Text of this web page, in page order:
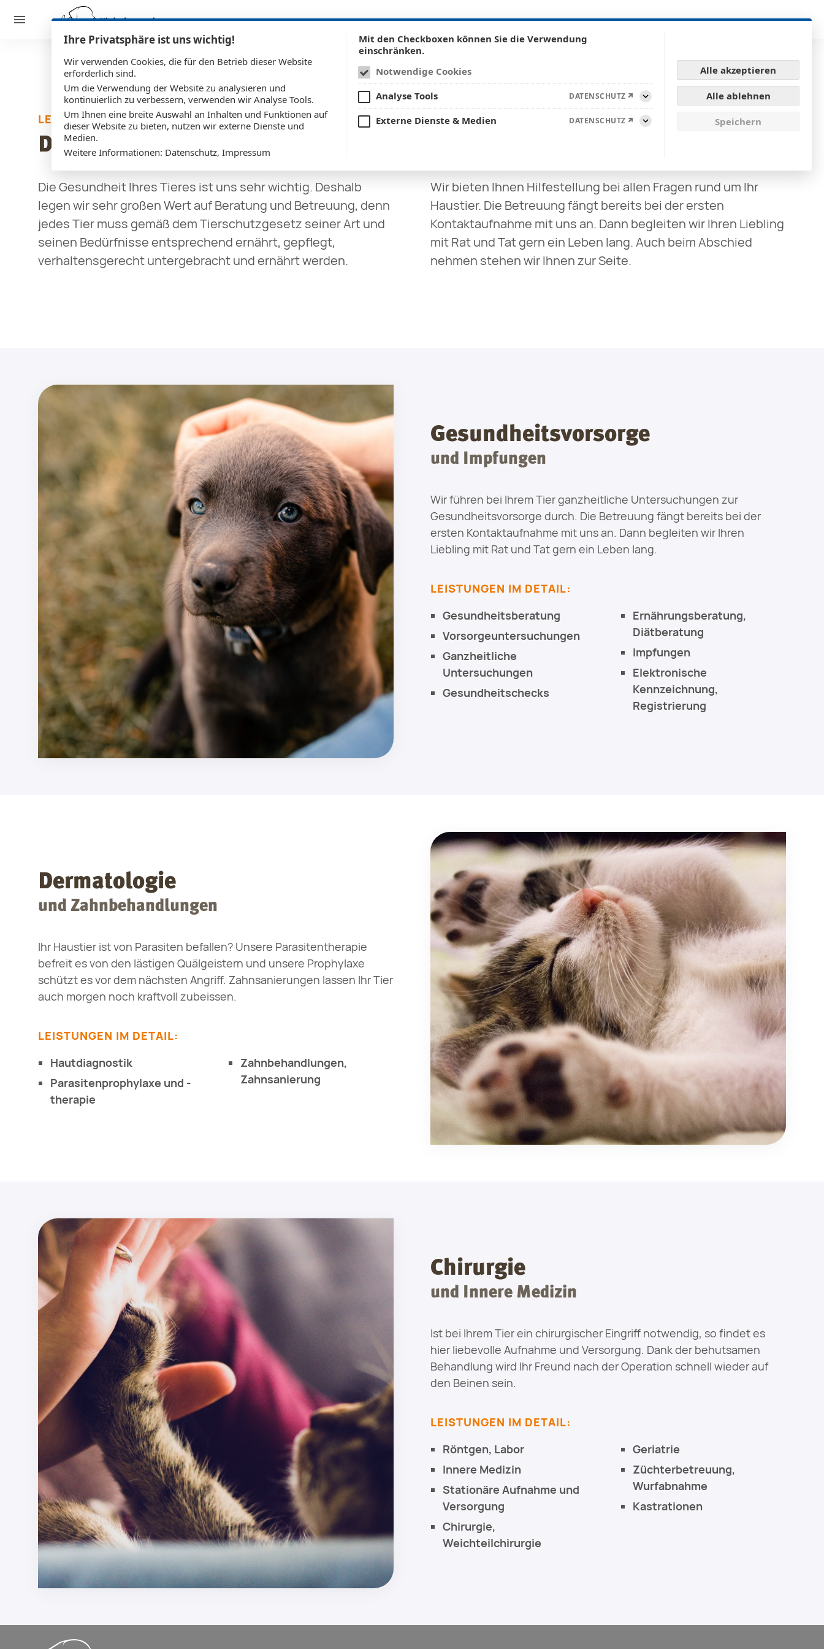
LEISTUNGSSPEKTRUM
Die Rundum-Versorgung Ihrer Haustiere
Die Gesundheit Ihres Tieres ist uns sehr wichtig. Deshalb
legen wir sehr großen Wert auf Beratung und Betreuung, denn
jedes Tier muss gemäß dem Tierschutzgesetz seiner Art und
seinen Bedürfnisse entsprechend ernährt, gepflegt,
verhaltensgerecht untergebracht und ernährt werden.
Wir bieten Ihnen Hilfestellung bei allen Fragen rund um Ihr
Haustier. Die Betreuung fängt bereits bei der ersten
Kontaktaufnahme mit uns an. Dann begleiten wir Ihren Liebling
mit Rat und Tat gern ein Leben lang. Auch beim Abschied
nehmen stehen wir Ihnen zur Seite.
Gesundheitsvorsorge
und Impfungen
Wir führen bei Ihrem Tier ganzheitliche Untersuchungen zur
Gesundheitsvorsorge durch. Die Betreuung fängt bereits bei der
ersten Kontaktaufnahme mit uns an. Dann begleiten wir Ihren
Liebling mit Rat und Tat gern ein Leben lang.
LEISTUNGEN IM DETAIL:
Gesundheitsberatung
Vorsorgeuntersuchungen
Ganzheitliche
Untersuchungen
Gesundheitschecks
Ernährungsberatung,
Diätberatung
Impfungen
Elektronische
Kennzeichnung,
Registrierung
Dermatologie
und Zahnbehandlungen
Ihr Haustier ist von Parasiten befallen? Unsere Parasitentherapie
befreit es von den lästigen Quälgeistern und unsere Prophylaxe
schützt es vor dem nächsten Angriff. Zahnsanierungen lassen Ihr Tier
auch morgen noch kraftvoll zubeissen.
LEISTUNGEN IM DETAIL:
Hautdiagnostik
Parasitenprophylaxe und -
therapie
Zahnbehandlungen,
Zahnsanierung
Chirurgie
und Innere Medizin
Ist bei Ihrem Tier ein chirurgischer Eingriff notwendig, so findet es
hier liebevolle Aufnahme und Versorgung. Dank der behutsamen
Behandlung wird Ihr Freund nach der Operation schnell wieder auf
den Beinen sein.
LEISTUNGEN IM DETAIL:
Röntgen, Labor
Innere Medizin
Stationäre Aufnahme und
Versorgung
Chirurgie,
Weichteilchirurgie
Geriatrie
Züchterbetreuung,
Wurfabnahme
Kastrationen
Ihre Privatsphäre ist uns wichtig!
Wir verwenden Cookies, die für den Betrieb dieser Website
erforderlich sind.
Um die Verwendung der Website zu analysieren und
kontinuierlich zu verbessern, verwenden wir Analyse Tools.
Um Ihnen eine breite Auswahl an Inhalten und Funktionen auf
dieser Website zu bieten, nutzen wir externe Dienste und
Medien.
Weitere Informationen: Datenschutz, Impressum
Mit den Checkboxen können Sie die Verwendung
einschränken.
Notwendige Cookies
Analyse Tools
DATENSCHUTZ
Aufklappen
Externe Dienste & Medien
DATENSCHUTZ
Aufklappen
Alle akzeptieren
Alle ablehnen
Speichern